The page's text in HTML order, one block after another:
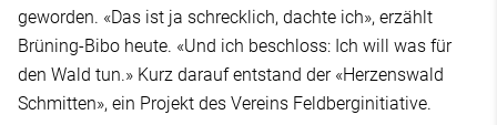
geworden. «Das ist ja schrecklich, dachte ich», erzählt
Brüning-Bibo heute. «Und ich beschloss: Ich will was für
den Wald tun.» Kurz darauf entstand der «Herzenswald
Schmitten», ein Projekt des Vereins Feldberginitiative.